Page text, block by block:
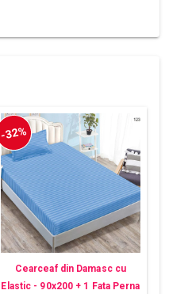
-32%
Cearceaf din Damasc cu
Elastic - 90x200 + 1 Fata Perna